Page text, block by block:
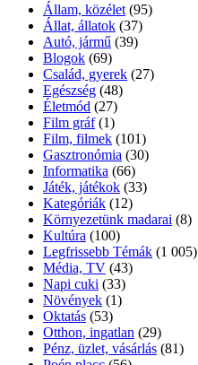
Állam, közélet (95)
Állat, állatok (37)
Autó, jármű (39)
Blogok (69)
Család, gyerek (27)
Egészség (48)
Életmód (27)
Film gráf(1)
Film, filmek (101)
Gasztronómia (30)
Informatika (66)
Játék, játékok (33)
Kategóriák (12)
Környezetünk madarai (8)
Kultúra (100)
Legfrissebb Témák (1 005)
Média, TV (43)
Napi cuki (33)
Növények (1)
Oktatás (53)
Otthon, ingatlan (29)
Pénz, üzlet, vásárlás (81)